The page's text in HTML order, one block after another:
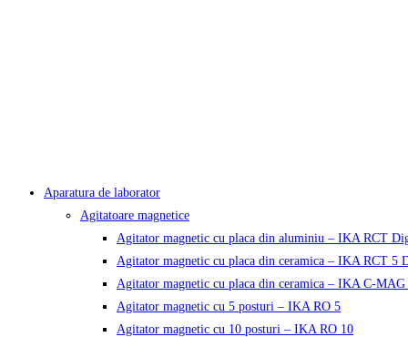
Aparatura de laborator
Agitatoare magnetice
Agitator magnetic cu placa din aluminiu – IKA RCT
Agitator magnetic cu placa din ceramica – IKA RCT 5
Agitator magnetic cu placa din ceramica – IKA C-MAG
Agitator magnetic cu 5 posturi – IKA RO 5
Agitator magnetic cu 10 posturi – IKA RO 10